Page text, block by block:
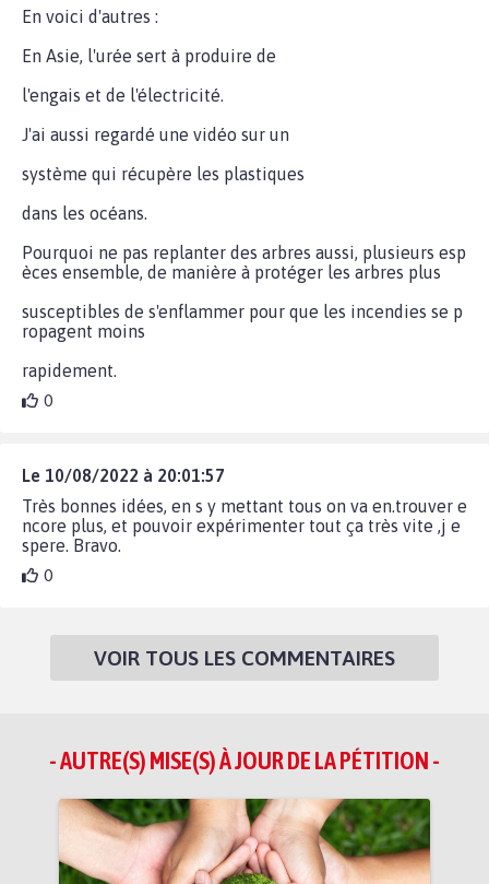
En voici d'autres :
En Asie, l'urée sert à produire de
l'engais et de l'électricité.
J'ai aussi regardé une vidéo sur un
système qui récupère les plastiques
dans les océans.
Pourquoi ne pas replanter des arbres aussi, plusieurs esp
èces ensemble, de manière à protéger les arbres plus
susceptibles de s'enflammer pour que les incendies se p
ropagent moins
rapidement.
0
Le 10/08/2022 à 20:01:57
Très bonnes idées, en s y mettant tous on va en.trouver e
ncore plus, et pouvoir expérimenter tout ça très vite ,j e
spere. Bravo.
0
VOIR TOUS LES COMMENTAIRES
- AUTRE(S) MISE(S) À JOUR DE LA PÉTITION -